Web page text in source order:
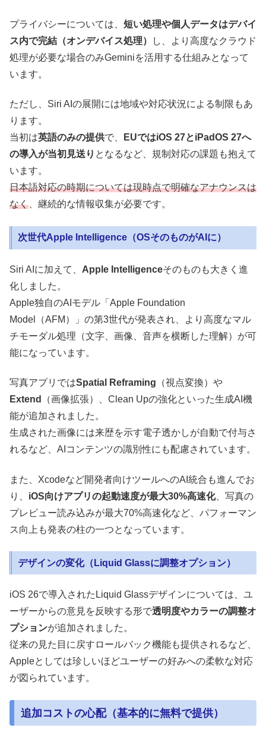
プライバシーについては、 短い処理や個人データはデバイ
ス内で完結（オンデバイス処理）
し、より高度なクラウド
処理が必要な場合のみGeminiを活用する仕組みとなって
います。
ただし、Siri AIの展開には地域や対応状況による制限もあ
ります。
当初は英語のみの提供で、
EUではiOS 27とiPadOS 27へ
の導入が当初見送り となるなど、規制対応の課題も抱えて
います。
日本語対応の時期については現時点で明確なアナウンスは
なく 、継続的な情報収集が必要です。
次世代Apple Intelligence（OSそのものがAIに）
Siri AIに加えて、 Apple Intelligenceそのものも大きく進
化しました。
Apple独自のAIモデル「Apple Foundation
Model（AFM）」の第3世代が発表され、より高度なマル
チモーダル処理（文字、画像、音声を横断した理解）が可
能になっています。
写真アプリではSpatial Reframing （視点変換）や
Extend
（画像拡張）、Clean Upの強化といった生成AI機
能が追加されました。
生成された画像には来歴を示す電子透かしが自動で付与さ
れるなど、AIコンテンツの識別性にも配慮されています。
また、Xcodeなど開発者向けツールへのAI統合も進んでお
り、 iOS向けアプリの起動速度が最大30%高速化、写真の
プレビュー読み込みが最大70%高速化など、パフォーマン
ス向上も発表の柱の一つとなっています。
デザインの変化（Liquid Glassに調整オプション）
iOS 26で導入されたLiquid Glassデザインについては、ユ
ーザーからの意見を反映する形で透明度やカラーの調整オ
プションが追加されました。
従来の見た目に戻すロールバック機能も提供されるなど、
Appleとしては珍しいほどユーザーの好みへの柔軟な対応
が図られています。
追加コストの心配（基本的に無料で提供）